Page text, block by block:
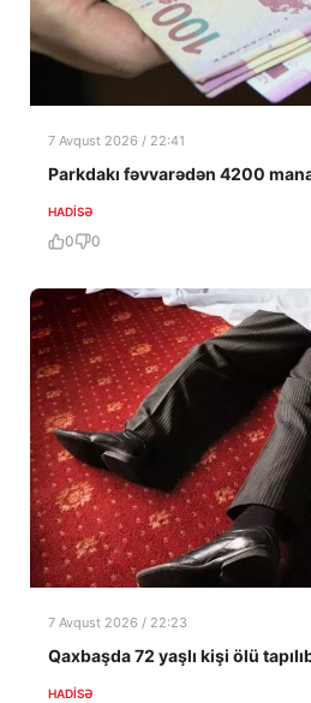
7 Avqust 2026 / 22:41
Parkdakı fəvvarədən 4200
HADISƏ
0 0
7 Avqust 2026 / 22:23
Qaxbaşda 72 yaşlı kişi ölü
HADISƏ